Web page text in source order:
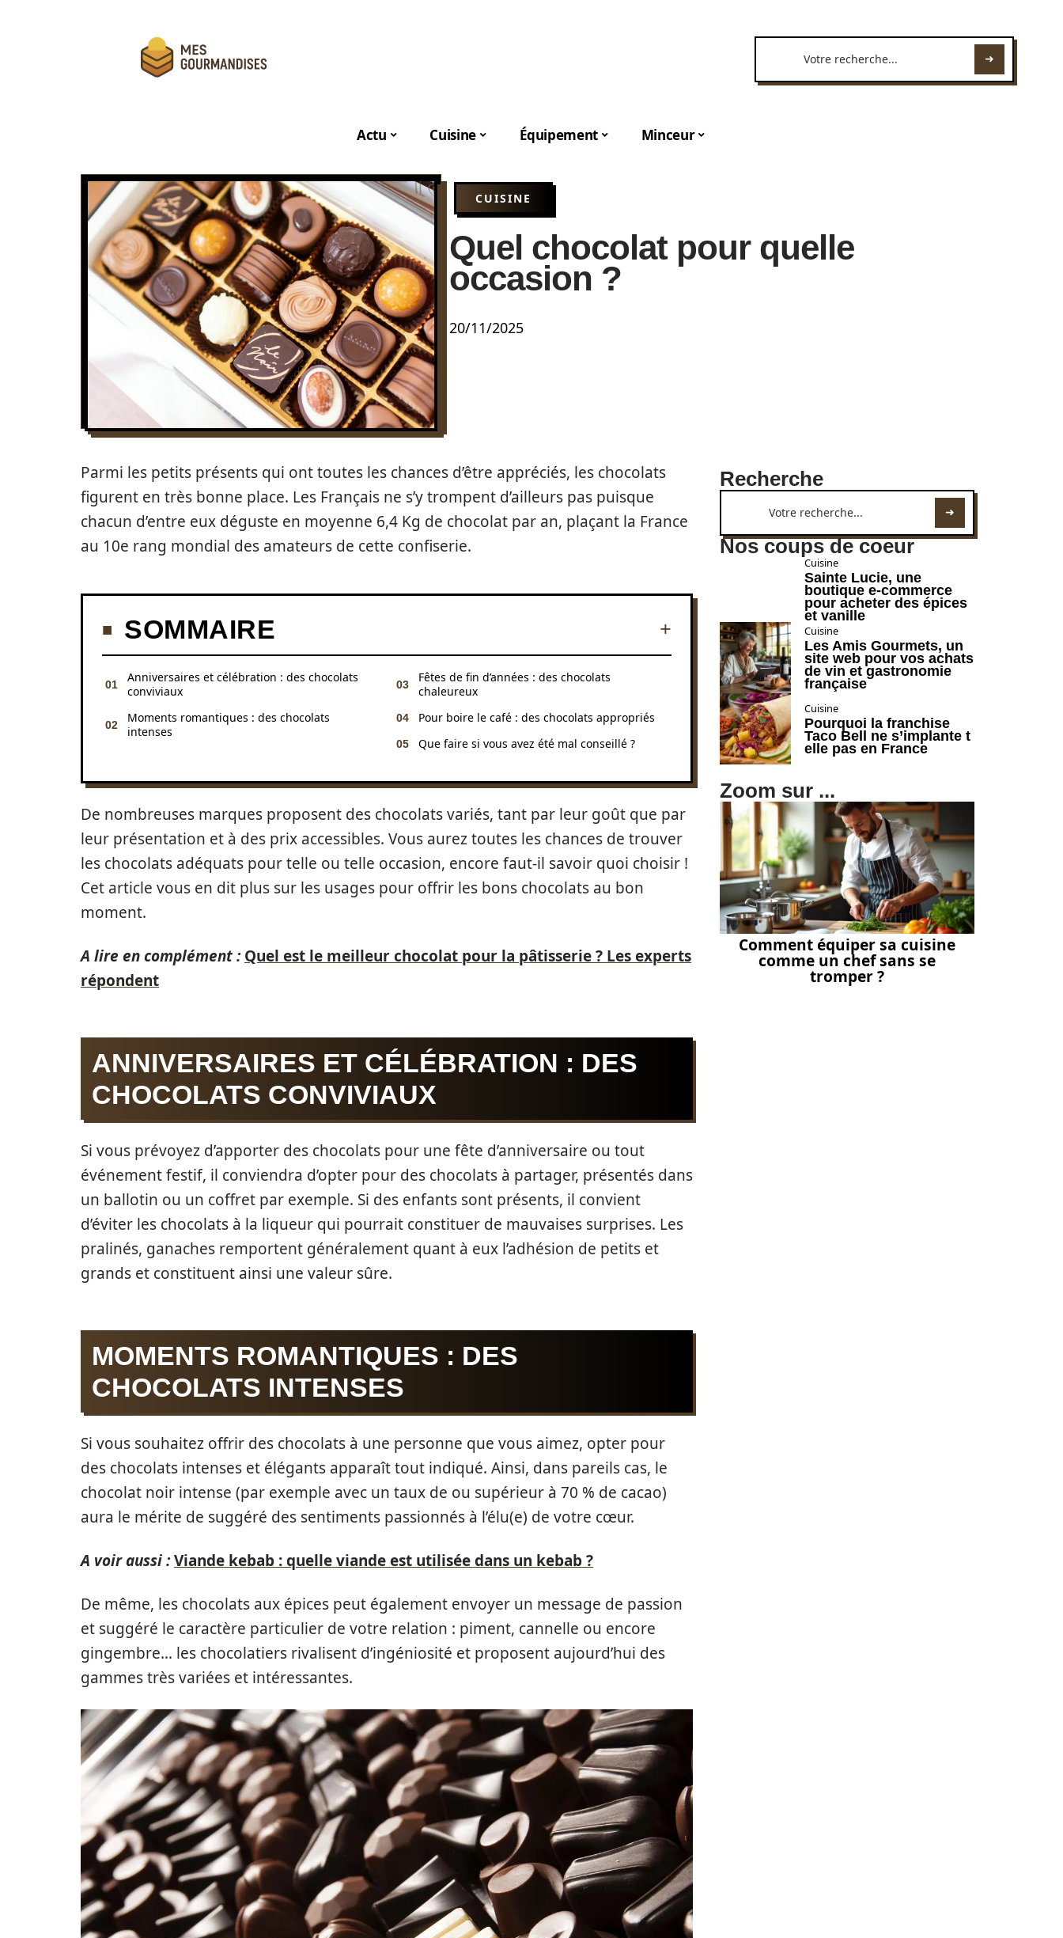
Actu Cuisine Équipement Minceur
CUISINE
Quel chocolat pour quelle
occasion ?
20/11/2025
Parmi les petits présents qui ont toutes les chances d’être appréciés, les chocolats
figurent en très bonne place. Les Français ne s’y trompent d’ailleurs pas puisque
chacun d’entre eux déguste en moyenne 6,4 Kg de chocolat par an, plaçant la France
au 10e rang mondial des amateurs de cette confiserie.
SOMMAIRE
Anniversaires et célébration : des chocolats
conviviaux
Moments romantiques : des chocolats
intenses
Fêtes de fin d’années : des chocolats
chaleureux
Pour boire le café : des chocolats appropriés
Que faire si vous avez été mal conseillé ?
De nombreuses marques proposent des chocolats variés, tant par leur goût que par
leur présentation et à des prix accessibles. Vous aurez toutes les chances de trouver
les chocolats adéquats pour telle ou telle occasion, encore faut-il savoir quoi choisir !
Cet article vous en dit plus sur les usages pour offrir les bons chocolats au bon
moment.
A lire en complément : Quel est le meilleur chocolat pour la pâtisserie ? Les experts
répondent
ANNIVERSAIRES ET CÉLÉBRATION : DES
CHOCOLATS CONVIVIAUX
Si vous prévoyez d’apporter des chocolats pour une fête d’anniversaire ou tout
événement festif, il conviendra d’opter pour des chocolats à partager, présentés dans
un ballotin ou un coffret par exemple. Si des enfants sont présents, il convient
d’éviter les chocolats à la liqueur qui pourrait constituer de mauvaises surprises. Les
pralinés, ganaches remportent généralement quant à eux l’adhésion de petits et
grands et constituent ainsi une valeur sûre.
MOMENTS ROMANTIQUES : DES
CHOCOLATS INTENSES
Si vous souhaitez offrir des chocolats à une personne que vous aimez, opter pour
des chocolats intenses et élégants apparaît tout indiqué. Ainsi, dans pareils cas, le
chocolat noir intense (par exemple avec un taux de ou supérieur à 70 % de cacao)
aura le mérite de suggéré des sentiments passionnés à l’élu(e) de votre cœur.
A voir aussi :Viande kebab : quelle viande est utilisée dans un kebab ?
De même, les chocolats aux épices peut également envoyer un message de passion
et suggéré le caractère particulier de votre relation : piment, cannelle ou encore
gingembre… les chocolatiers rivalisent d’ingéniosité et proposent aujourd’hui des
gammes très variées et intéressantes.
Recherche
Nos coups de coeur
Cuisine
Sainte Lucie, une
boutique e-commerce
pour acheter des épices
et vanille
Cuisine
Les Amis Gourmets, un
site web pour vos achats
de vin et gastronomie
française
Cuisine
Pourquoi la franchise
Taco Bell ne s’implante t
elle pas en France
Zoom sur ...
Comment équiper sa cuisine
comme un chef sans se
tromper ?